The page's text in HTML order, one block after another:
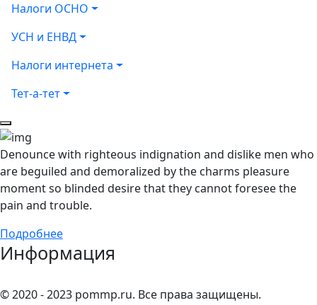
Налоги ОСНО
УСН и ЕНВД
Налоги интернета
Тет-а-тет
Denounce with righteous indignation and dislike men who
are beguiled and demoralized by the charms pleasure
moment so blinded desire that they cannot foresee the
pain and trouble.
Подробнее
Информация
© 2020 - 2023 pommp.ru. Все права защищены.